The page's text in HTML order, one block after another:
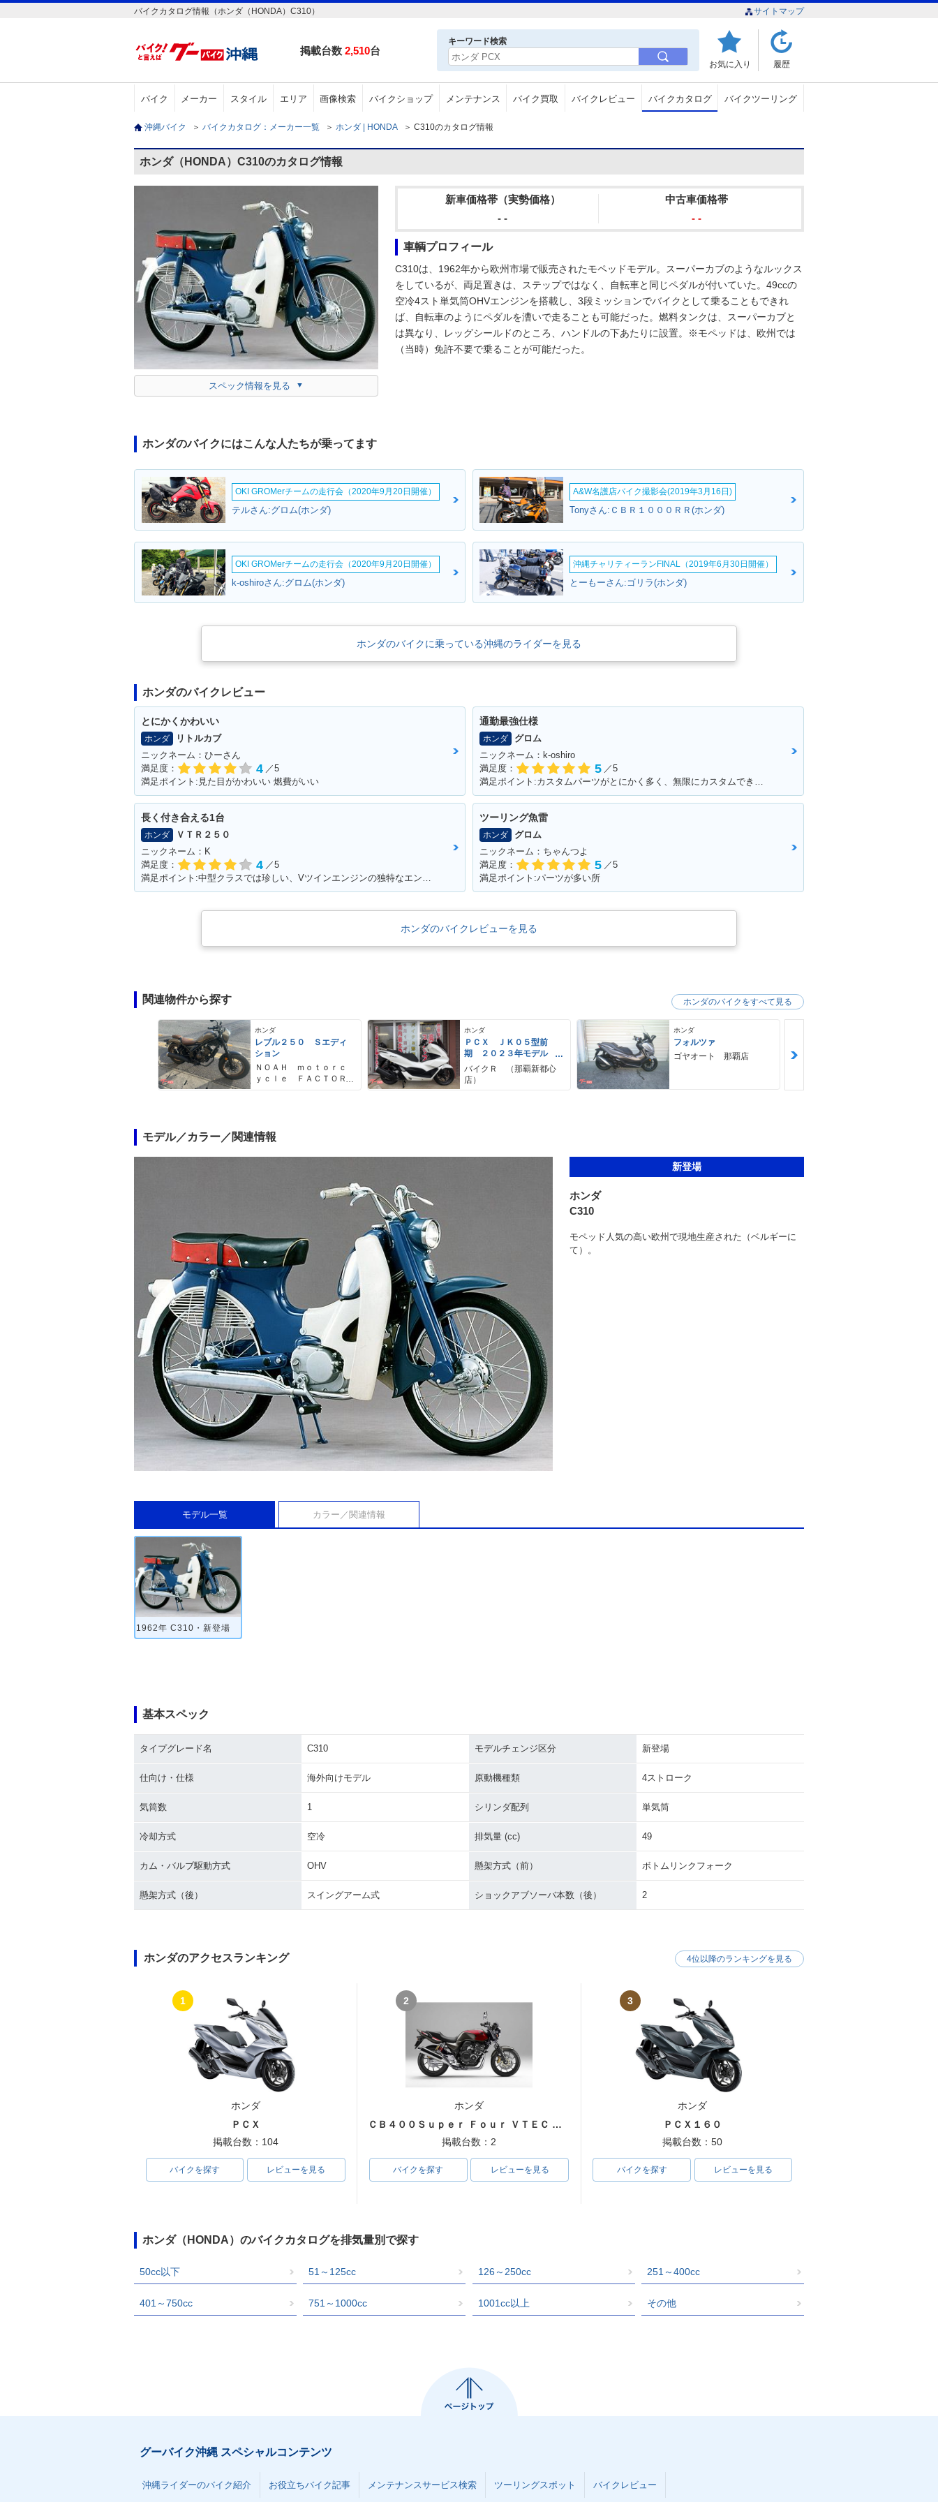
バイクカタログ情報（ホンダ（HONDA）C310） サイトマップ
掲載台数 2,510台
キーワード検索
お気に入り 履歴
バイク メーカー スタイル エリア 画像検索 バイクショップ メンテナンス バイク買取 バイクレビュー バイクカタログ バイクツーリング
沖縄バイク ＞ バイクカタログ：メーカー一覧 ＞ ホンダ | HONDA ＞ C310のカタログ情報
ホンダ（HONDA）C310のカタログ情報
スペック情報を見る
新車価格帯（実勢価格）
- -
中古車価格帯
- -
車輌プロフィール
C310は、1962年から欧州市場で販売されたモペッドモデル。スーパーカブのようなルックス
をしているが、両足置きは、ステップではなく、自転車と同じペダルが付いていた。49ccの
空冷4スト単気筒OHVエンジンを搭載し、3段ミッションでバイクとして乗ることもできれ
ば、自転車のようにペダルを漕いで走ることも可能だった。燃料タンクは、スーパーカブと
は異なり、レッグシールドのところ、ハンドルの下あたりに設置。※モペッドは、欧州では
（当時）免許不要で乗ることが可能だった。
ホンダのバイクにはこんな人たちが乗ってます
OKI GROMerチームの走行会（2020年9月20日開催）
テルさん:グロム(ホンダ)
A&W名護店バイク撮影会(2019年3月16日)
Tonyさん:ＣＢＲ１０００ＲＲ(ホンダ)
OKI GROMerチームの走行会（2020年9月20日開催）
k-oshiroさん:グロム(ホンダ)
沖縄チャリティーランFINAL（2019年6月30日開催）
とーもーさん:ゴリラ(ホンダ)
ホンダのバイクに乗っている沖縄のライダーを見る
ホンダのバイクレビュー
とにかくかわいい
ホンダ
リトルカブ
ニックネーム：ひーさん
満足度：
4 ／5
満足ポイント:見た目がかわいい 燃費がいい
通勤最強仕様
ホンダ
グロム
ニックネーム：k-oshiro
満足度：
5 ／5
満足ポイント:カスタムパーツがとにかく多く、無限にカスタムできる。
長く付き合える1台
ホンダ
ＶＴＲ２５０
ニックネーム：K
満足度：
4 ／5
満足ポイント:中型クラスでは珍しい、Vツインエンジンの独特なエンジンサウンドは走っていて気持ちが良い。燃費、運動性能、乗り心地と、どれを取っても優秀で、街乗りからツーリングまで1台でこなせてしまう優等生。
ツーリング魚雷
ホンダ
グロム
ニックネーム：ちゃんつよ
満足度：
5 ／5
満足ポイント:パーツが多い所
ホンダのバイクレビューを見る
関連物件から探す
ホンダ
レブル２５０ Ｓエディ
ション
ＮＯＡＨ ｍｏｔｏｒｃ
ｙｃｌｅ ＦＡＣＴＯＲ
ホンダ
ＰＣＸ ＪＫ０５型前
期 ２０２３年モデル
純正ロングスクリーン
ＫＩＴＡＣＯバックレス
ト 純正セキュリティ
バイクＲ （那覇新都心
店）
ホンダ
フォルツァ
ゴヤオート 那覇店
ホンダのバイクをすべて見る
モデル／カラー／関連情報
新登場
ホンダ
C310
モペッド人気の高い欧州で現地生産された（ベルギーに
て）。
モデル一覧 カラー／関連情報
1962年 C310・新登場
基本スペック
タイプグレード名 C310 モデルチェンジ区分 新登場
仕向け・仕様 海外向けモデル 原動機種類 4ストローク
気筒数 1 シリンダ配列 単気筒
冷却方式 空冷 排気量 (cc) 49
カム・バルブ駆動方式 OHV 懸架方式（前） ボトムリンクフォーク
懸架方式（後） スイングアーム式 ショックアブソーバ本数（後） 2
ホンダのアクセスランキング
1
ホンダ
ＰＣＸ
掲載台数：104
バイクを探す レビューを見る
2
ホンダ
ＣＢ４００Ｓｕｐｅｒ Ｆｏｕｒ ＶＴＥＣ ＳＰＥＣ３
掲載台数：2
バイクを探す レビューを見る
3
ホンダ
ＰＣＸ１６０
掲載台数：50
バイクを探す レビューを見る
4位以降のランキングを見る
ホンダ（HONDA）のバイクカタログを排気量別で探す
50cc以下 51～125cc 126～250cc 251～400cc
401～750cc 751～1000cc 1001cc以上 その他
グーバイク沖縄 スペシャルコンテンツ
沖縄ライダーのバイク紹介 お役立ちバイク記事 メンテナンスサービス検索 ツーリングスポット バイクレビュー